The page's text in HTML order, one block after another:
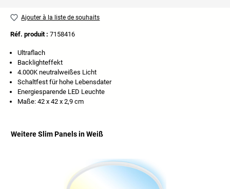
Ajouter à la liste de souhaits
Réf. produit : 7158416
Ultraflach
Backlighteffekt
4.000K neutralweißes Licht
Schaltfest für hohe Lebensdater
Energiesparende LED Leuchte
Maße: 42 x 42 x 2,9 cm
Weitere Slim Panels in Weiß